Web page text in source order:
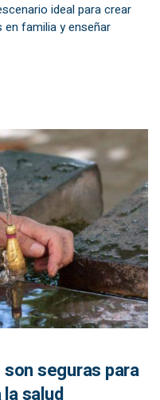
ideal para crear
familia y enseñar
seguras para
salud